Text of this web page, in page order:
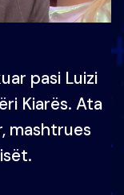
pasi Luizi
Kiarës. Ata
mashtrues